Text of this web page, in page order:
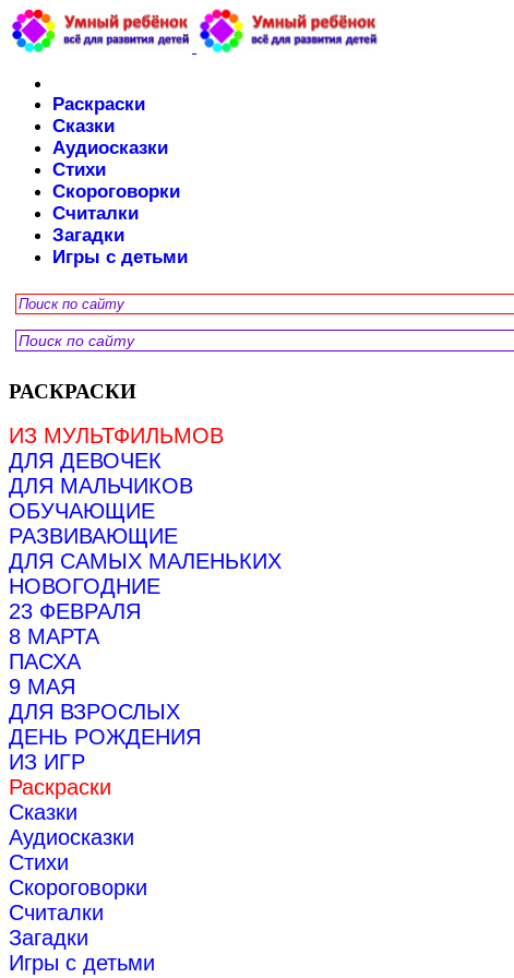
Раскраски
Сказки
Аудиосказки
Стихи
Скороговорки
Считалки
Загадки
Игры с детьми
РАСКРАСКИ
ИЗ МУЛЬТФИЛЬМОВ
ДЛЯ ДЕВОЧЕК
ДЛЯ МАЛЬЧИКОВ
ОБУЧАЮЩИЕ
РАЗВИВАЮЩИЕ
ДЛЯ САМЫХ МАЛЕНЬКИХ
НОВОГОДНИЕ
23 ФЕВРАЛЯ
8 МАРТА
ПАСХА
9 МАЯ
ДЛЯ ВЗРОСЛЫХ
ДЕНЬ РОЖДЕНИЯ
ИЗ ИГР
Раскраски
Сказки
Аудиосказки
Стихи
Скороговорки
Считалки
Загадки
Игры с детьми